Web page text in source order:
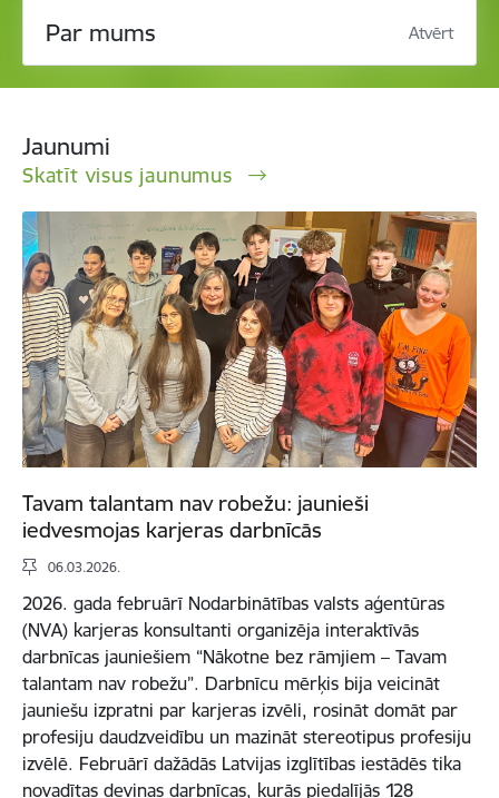
Par mums Atvērt
Jaunumi
Skatīt visus jaunumus
Tavam talantam nav robežu: jaunieši
iedvesmojas karjeras darbnīcās
06.03.2026.
2026. gada februārī Nodarbinātības valsts aģentūras
(NVA) karjeras konsultanti organizēja interaktīvās
darbnīcas jauniešiem “Nākotne bez rāmjiem – Tavam
talantam nav robežu”. Darbnīcu mērķis bija veicināt
jauniešu izpratni par karjeras izvēli, rosināt domāt par
profesiju daudzveidību un mazināt stereotipus profesiju
izvēlē. Februārī dažādās Latvijas izglītības iestādēs tika
novadītas deviņas darbnīcas, kurās piedalījās 128